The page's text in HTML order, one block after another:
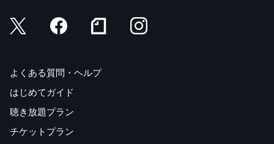
よくある質問・ヘルプ
はじめてガイド
聴き放題プラン
チケットプラン